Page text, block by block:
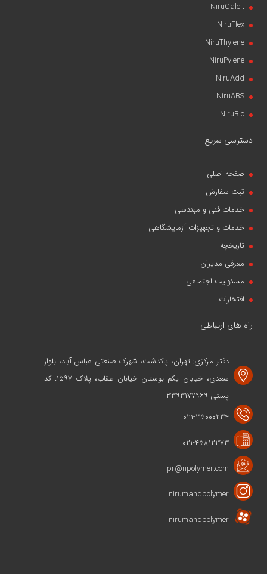
NiruCalcit
NiruFlex
NiruThylene
NiruPylene
NiruAdd
NiruABS
NiruBio
دسترسی سریع
صفحه اصلی
ثبت سفارش
خدمات فنی و مهندسی
خدمات و تجهیزات آزمایشگاهی
تاریخچه
معرفی مدیران
مسئولیت اجتماعی
افتخارات
راه های ارتباطی
دفتر مرکزی: تهران، پاکدشت، شهرک صنعتی عباس آباد، بلوار
سعدی، خیابان یکم بوستان خیابان عقاب، پلاک ۱۵۹۷. کد
پستی ۳۳۹۳۱۷۷۹۶۹
۰۲۱-۳۵۰۰۰۲۳۴
۰۲۱-۴۵۸۱۲۳۷۳
pr@npolymer.com
nirumandpolymer
nirumandpolymer